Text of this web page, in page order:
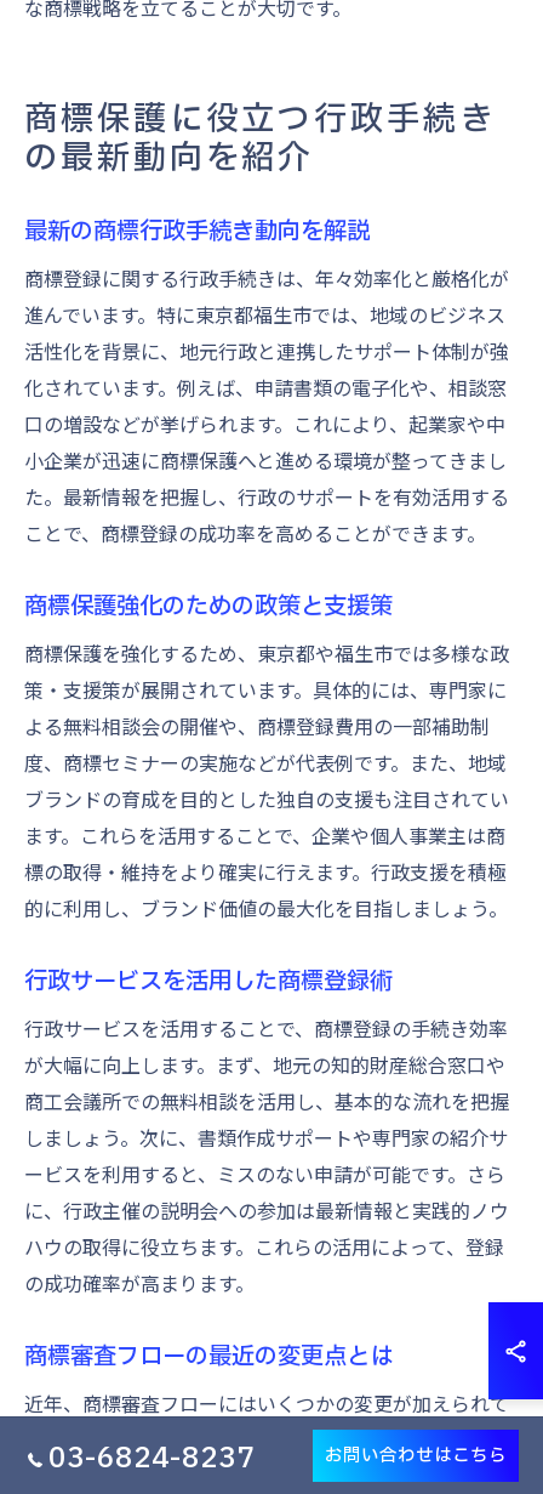
な商標戦略を立てることが大切です。
商標保護に役立つ行政手続き
の最新動向を紹介
最新の商標行政手続き動向を解説
商標登録に関する行政手続きは、年々効率化と厳格化が
進んでいます。特に東京都福生市では、地域のビジネス
活性化を背景に、地元行政と連携したサポート体制が強
化されています。例えば、申請書類の電子化や、相談窓
口の増設などが挙げられます。これにより、起業家や中
小企業が迅速に商標保護へと進める環境が整ってきまし
た。最新情報を把握し、行政のサポートを有効活用する
ことで、商標登録の成功率を高めることができます。
商標保護強化のための政策と支援策
商標保護を強化するため、東京都や福生市では多様な政
策・支援策が展開されています。具体的には、専門家に
よる無料相談会の開催や、商標登録費用の一部補助制
度、商標セミナーの実施などが代表例です。また、地域
ブランドの育成を目的とした独自の支援も注目されてい
ます。これらを活用することで、企業や個人事業主は商
標の取得・維持をより確実に行えます。行政支援を積極
的に利用し、ブランド価値の最大化を目指しましょう。
行政サービスを活用した商標登録術
行政サービスを活用することで、商標登録の手続き効率
が大幅に向上します。まず、地元の知的財産総合窓口や
商工会議所での無料相談を活用し、基本的な流れを把握
しましょう。次に、書類作成サポートや専門家の紹介サ
ービスを利用すると、ミスのない申請が可能です。さら
に、行政主催の説明会への参加は最新情報と実践的ノウ
ハウの取得に役立ちます。これらの活用によって、登録
の成功確率が高まります。
商標審査フローの最近の変更点とは
近年、商標審査フローにはいくつかの変更が加えられて
います。例えば、審査期間の短縮や、電子申請の推進が
進んでいる点が特徴です。福生市を含む東京都エリアで
03-6824-8237 お問い合わせはこちら